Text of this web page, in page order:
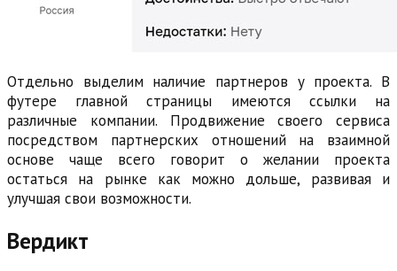
Отдельно выделим наличие партнеров у проекта. В
футере главной страницы имеются ссылки на
различные компании. Продвижение своего сервиса
посредством партнерских отношений на взаимной
основе чаще всего говорит о желании проекта
остаться на рынке как можно дольше, развивая и
улучшая свои возможности.
Вердикт